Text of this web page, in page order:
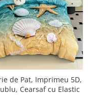
de Pat, Imprimeu 5D,
Cearsaf cu Elastic